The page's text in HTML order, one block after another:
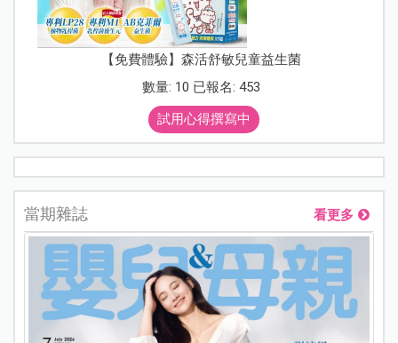
【免費體驗】森活舒敏兒童益生菌
數量: 10 已報名: 453
試用心得撰寫中
當期雜誌 看更多